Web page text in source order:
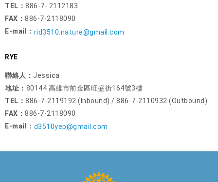
TEL： 886-7- 2112183
FAX： 886-7-2118090
E-mail： rid3510.nature@gmail.com
RYE
聯絡人： Jessica
地址： 80144 高雄市前金區旺盛街164號3樓
TEL： 886-7-2119192 (Inbound) / 886-7-2110932 (Outbound)
FAX： 886-7-2118090
E-mail： d3510yep@gmail.com